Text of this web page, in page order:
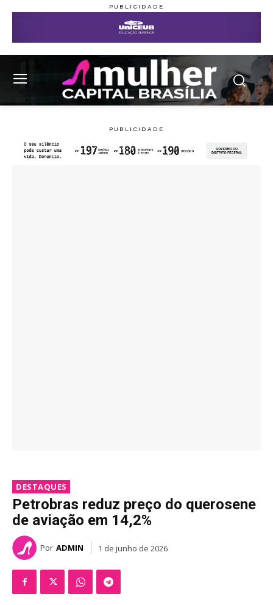
DESTAQUES
Petrobras reduz preço do querosene
de aviação em 14,2%
Por ADMIN 1 de junho de 2026